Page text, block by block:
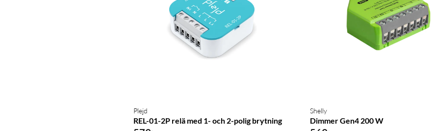
Plejd
REL-01-2P relä med 1- och 2-polig brytning
Shelly
Dimmer Gen4 200 W